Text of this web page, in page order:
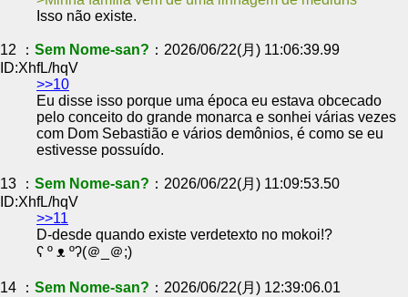
Isso não existe.
12 ： Sem Nome-san? ：2026/06/22(月) 11:06:39.99
ID:XhfL/hqV
>>10
Eu disse isso porque uma época eu estava obcecado
pelo conceito do grande monarca e sonhei várias vezes
com Dom Sebastião e vários demônios, é como se eu
estivesse possuído.
13 ： Sem Nome-san? ：2026/06/22(月) 11:09:53.50
ID:XhfL/hqV
>>11
D-desde quando existe verdetexto no mokoi!?
ʕ⁠ ⁠º⁠ ⁠ᴥ⁠ ⁠º⁠ʔ(⁠＠⁠_⁠＠⁠;⁠)
14 ： Sem Nome-san? ：2026/06/22(月) 12:39:06.01